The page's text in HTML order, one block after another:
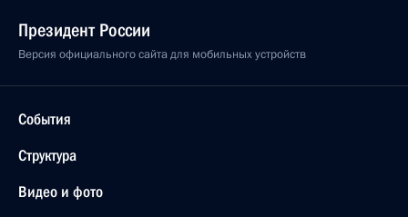
Президент России
Версия официального сайта для мобильных устройств
События
Структура
Видео и фото